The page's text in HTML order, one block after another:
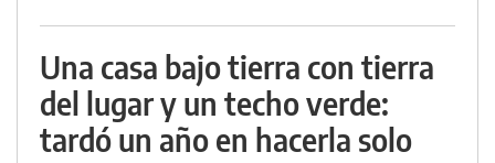
Una casa bajo tierra con tierra
del lugar y un techo verde:
tardó un año en hacerla solo